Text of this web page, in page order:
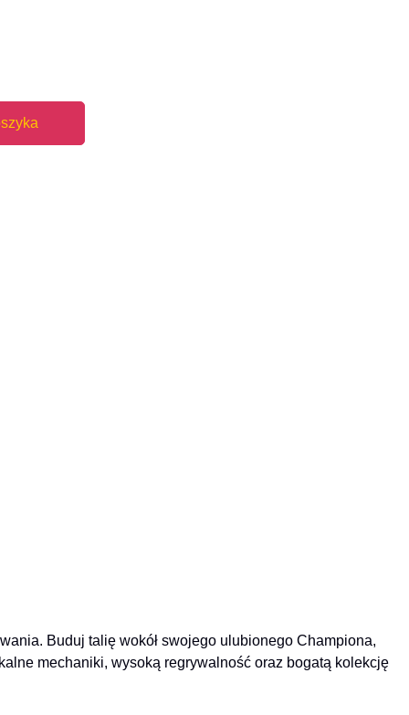
Buduj talię wokół swojego ulubionego Championa,
mechaniki, wysoką regrywalność oraz bogatą kolekcję